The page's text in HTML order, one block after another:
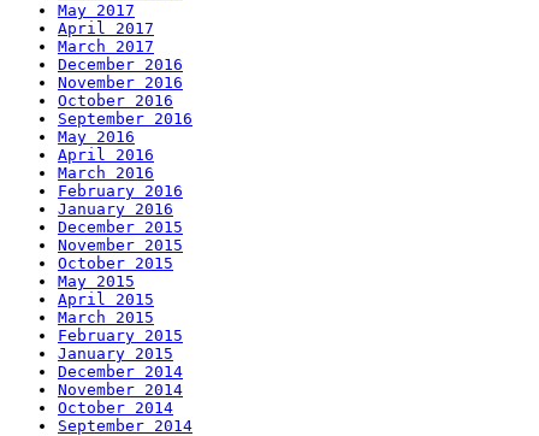
May 2017
April 2017
March 2017
December 2016
November 2016
October 2016
September 2016
May 2016
April 2016
March 2016
February 2016
January 2016
December 2015
November 2015
October 2015
May 2015
April 2015
March 2015
February 2015
January 2015
December 2014
November 2014
October 2014
September 2014